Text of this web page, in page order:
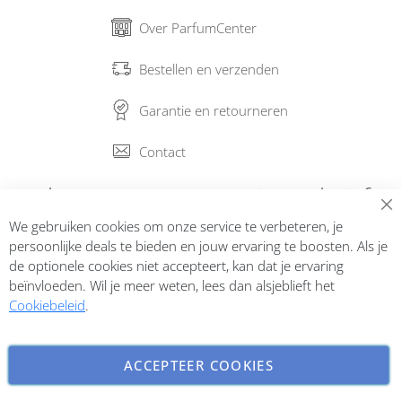
Over ParfumCenter
Bestellen en verzenden
Garantie en retourneren
Contact
Abonneer op onze nieuwsbrief
Inschrijven
We gebruiken cookies om onze service te verbeteren, je
persoonlijke deals te bieden en jouw ervaring te boosten. Als je
de optionele cookies niet accepteert, kan dat je ervaring
beïnvloeden. Wil je meer weten, lees dan alsjeblieft het
Cookiebeleid.
ACCEPTEER COOKIES